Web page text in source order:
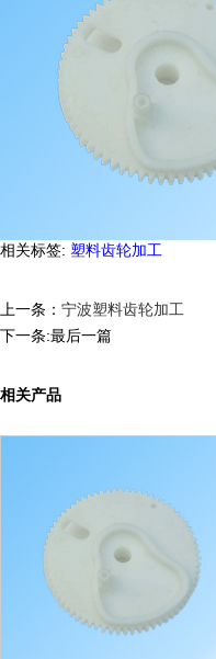
相关标签: 塑料齿轮加工
上一条： 宁波塑料齿轮加工
下一条:最后一篇
相关产品